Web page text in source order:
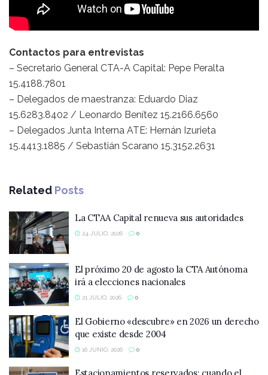
Contactos para entrevistas
– Secretario General CTA-A Capital: Pepe Peralta
15.4188.7801
– Delegados de maestranza: Eduardo Diaz
15.6283.8402 / Leonardo Benítez 15.2166.6560
– Delegados Junta Interna ATE: Hernán Izurieta
15.4413.1885 / Sebastián Scarano 15.3152.2631
Related Posts
La CTAA Capital renueva sus autoridades
24 JULIO, 2026 0
El próximo 20 de agosto la CTA Autónoma
irá a elecciones nacionales
21 JULIO, 2026 0
El Gobierno «descubre» en 2026 un derecho
que existe desde 2004
16 JUNIO, 2026 0